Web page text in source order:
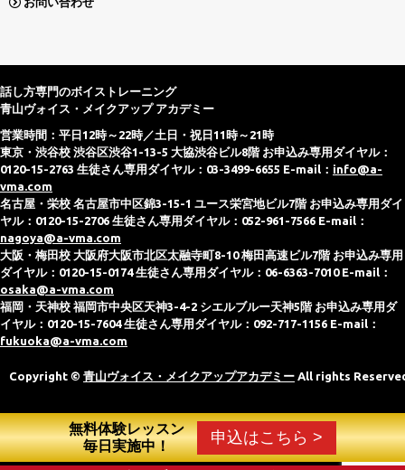
無料体験レッスン
毎日実施中！
申込はこちら >
話し方専門のボイストレーニング
青山ヴォイス・メイクアップ アカデミー
営業時間：平日12時～22時／土日・祝日11時～21時
東京・渋谷校 渋谷区渋谷1-13-5 大協渋谷ビル8階 お申込み専用ダイヤル：
0120-15-2763 生徒さん専用ダイヤル：03-3499-6655 E-mail： info@a-
vma.com
名古屋・栄校 名古屋市中区錦3-15-1 ユース栄宮地ビル7階 お申込み専用ダイ
ヤル：0120-15-2706 生徒さん専用ダイヤル：052-961-7566 E-mail：
nagoya@a-vma.com
大阪・梅田校 大阪府大阪市北区太融寺町8-10 梅田高速ビル7階 お申込み専用
ダイヤル：0120-15-0174 生徒さん専用ダイヤル：06-6363-7010 E-mail：
osaka@a-vma.com
福岡・天神校 福岡市中央区天神3-4-2 シエルブルー天神5階 お申込み専用ダ
イヤル：0120-15-7604 生徒さん専用ダイヤル：092-717-1156 E-mail：
fukuoka@a-vma.com
Copyright © 青山ヴォイス・メイクアップアカデミー All rights